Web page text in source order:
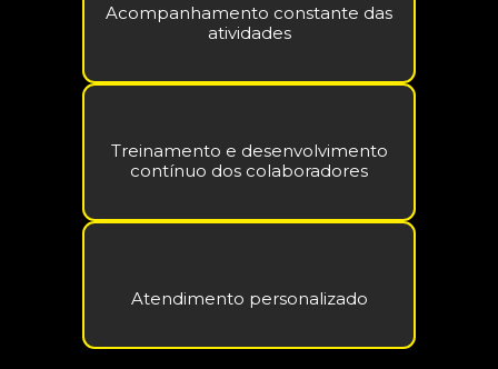
Acompanhamento constante das
atividades
Treinamento e desenvolvimento
contínuo dos colaboradores
Atendimento personalizado